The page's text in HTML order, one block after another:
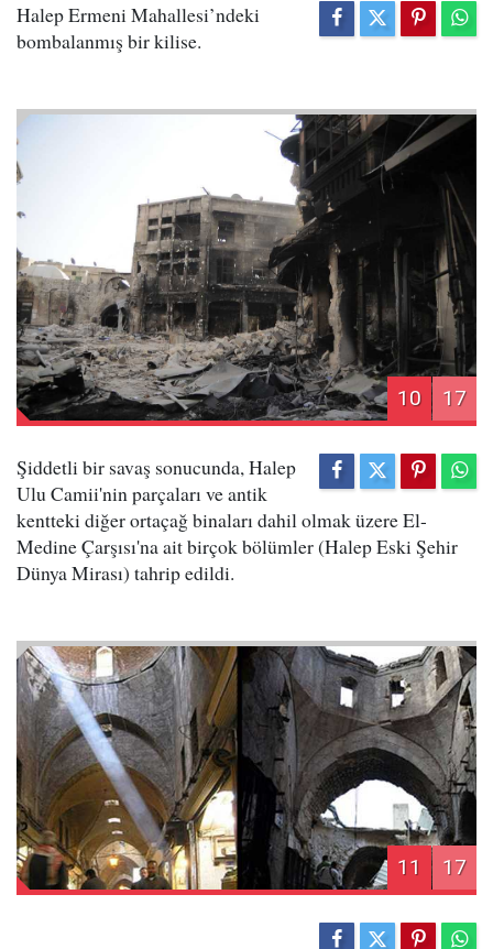
Halep Ermeni Mahallesi’ndeki
bombalanmış bir kilise.
10 17
Şiddetli bir savaş sonucunda, Halep
Ulu Camii'nin parçaları ve antik
kentteki diğer ortaçağ binaları dahil olmak üzere El-
Medine Çarşısı'na ait birçok bölümler (Halep Eski Şehir
Dünya Mirası) tahrip edildi.
11 17